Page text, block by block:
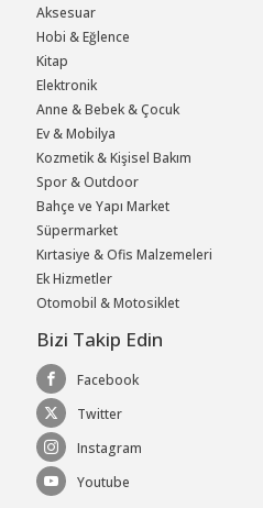
Aksesuar
Hobi & Eğlence
Kitap
Elektronik
Anne & Bebek & Çocuk
Ev & Mobilya
Kozmetik & Kişisel Bakım
Spor & Outdoor
Bahçe ve Yapı Market
Süpermarket
Kırtasiye & Ofis Malzemeleri
Ek Hizmetler
Otomobil & Motosiklet
Bizi Takip Edin
Facebook
Twitter
Instagram
Youtube